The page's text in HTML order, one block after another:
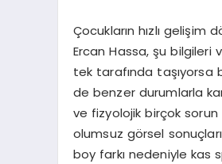
Çocukların hızlı
Ercan Hassa, şu bilgileri
tek tarafında taşıyorsa
de benzer durumlarla
ve fizyolojik birçok
olumsuz görsel
boy farkı nedeniyle kas